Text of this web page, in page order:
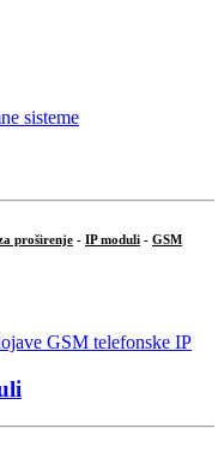
proširenje - IP moduli - GSM